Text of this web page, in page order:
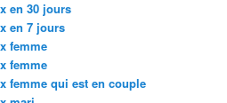
en 30 jours
en 7 jours
femme
femme
femme qui est en couple